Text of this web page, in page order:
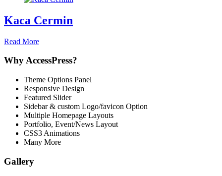
Kaca Cermin
Read More
Why AccessPress?
Theme Options Panel
Responsive Design
Featured Slider
Sidebar & custom Logo/favicon Option
Multiple Homepage Layouts
Portfolio, Event/News Layout
CSS3 Animations
Many More
Gallery